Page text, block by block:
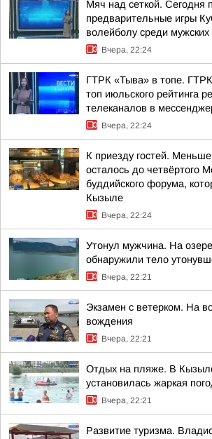
Мяч над сеткой. Сегодня
предварительные игры
волейболу среди
Вчера, 22:24
ГТРК «Тыва» в топе.
топ июльского рейтинга
телеканалов в
Вчера, 22:24
К приезду гостей.
осталось до четвёртого
буддийского форума,
Кызыле
Вчера, 22:24
Утонул мужчина. На
обнаружили тело
Вчера, 22:21
Экзамен с ветерком. На
вождения
Вчера, 22:21
Отдых на пляже. В
установилась жаркая
Вчера, 22:21
Развитие туризма.